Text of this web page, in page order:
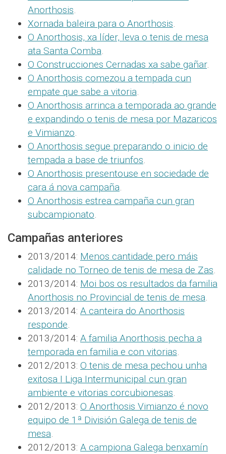
Anorthosis
Xornada baleira para o Anorthosis
O Anorthosis, xa líder, leva o tenis de mesa
ata Santa Comba
O Construcciones Cernadas xa sabe gañar.
O Anorthosis comezou a tempada cun
empate que sabe a vitoria
O Anorthosis arrinca a temporada ao grande
e expandindo o tenis de mesa por Mazaricos
e Vimianzo
O Anorthosis segue preparando o inicio de
tempada a base de triunfos
O Anorthosis presentouse en sociedade de
cara á nova campaña
O Anorthosis estrea campaña cun gran
subcampionato
Campañas anteriores
2013/2014: Menos cantidade pero máis
calidade no Torneo de tenis de mesa de Zas
2013/2014: Moi bos os resultados da familia
Anorthosis no Provincial de tenis de mesa
2013/2014: A canteira do Anorthosis
responde
2013/2014: A familia Anorthosis pecha a
temporada en familia e con vitorias
2012/2013: O tenis de mesa pechou unha
exitosa I Liga Intermunicipal cun gran
ambiente e vitorias corcubionesas
2012/2013: O Anorthosis Vimianzo é novo
equipo de 1ª División Galega de tenis de
mesa
2012/2013: A campiona Galega benxamín